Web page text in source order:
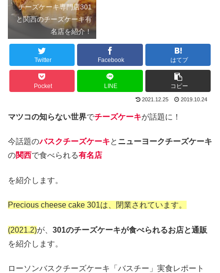
チーズケーキ専門店301
と関西のチーズケーキ有
名店を紹介！
Twitter Facebook はてブ
Pocket LINE コピー
2021.12.25 2019.10.24
マツコの知らない世界でチーズケーキが話題に！
今話題のバスクチーズケーキと ニューヨークチーズケーキ
の関西で食べられる有名店
を紹介します。
Precious cheese cake 301は、閉業されています。
(2021.2)が、 301のチーズケーキが食べられるお店と通販
を紹介します。
ローソンバスクチーズケーキ「バスチー」実食レポート